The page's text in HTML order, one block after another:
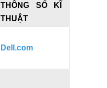
THÔNG SỐ KĨ
THUẬT
Dell.com